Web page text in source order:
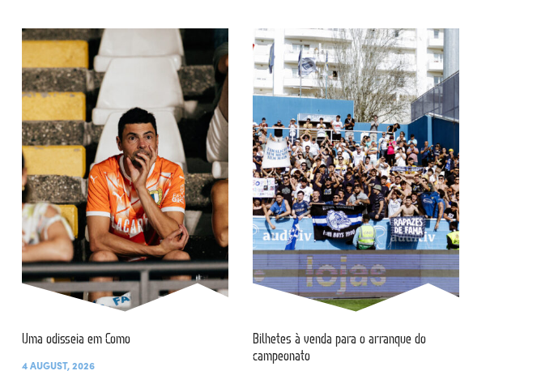
Uma odisseia em Como
4 AUGUST, 2026
Bilhetes à venda para o arranque do
campeonato